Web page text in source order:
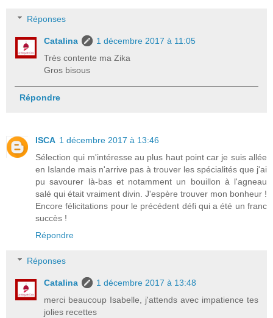
Réponses
Catalina
1 décembre 2017 à 11:05
Très contente ma Zika
Gros bisous
Répondre
ISCA 1 décembre 2017 à 13:46
Sélection qui m'intéresse au plus haut point car je suis allée
en Islande mais n'arrive pas à trouver les spécialités que j'ai
pu savourer là-bas et notamment un bouillon à l'agneau
salé qui était vraiment divin. J'espère trouver mon bonheur !
Encore félicitations pour le précédent défi qui a été un franc
succès !
Répondre
Réponses
Catalina
1 décembre 2017 à 13:48
merci beaucoup Isabelle, j'attends avec impatience tes
jolies recettes